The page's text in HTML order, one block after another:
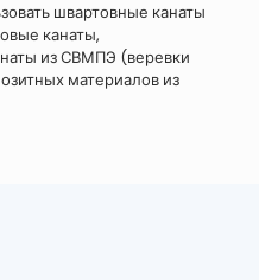
швартовные канаты
канаты,
из СВМПЭ (веревки
материалов из